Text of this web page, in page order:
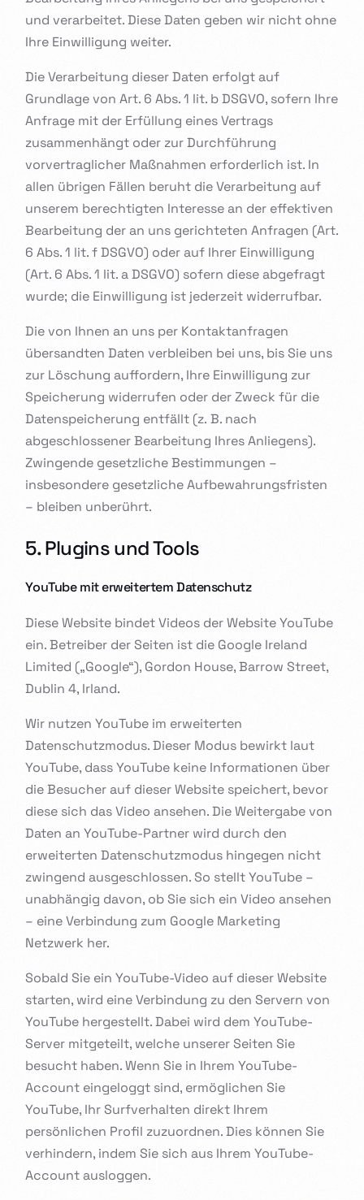
und verarbeitet. Diese Daten geben wir nicht ohne
Ihre Einwilligung weiter.
Die Verarbeitung dieser Daten erfolgt auf
Grundlage von Art. 6 Abs. 1 lit. b DSGVO, sofern Ihre
Anfrage mit der Erfüllung eines Vertrags
zusammenhängt oder zur Durchführung
vorvertraglicher Maßnahmen erforderlich ist. In
allen übrigen Fällen beruht die Verarbeitung auf
unserem berechtigten Interesse an der effektiven
Bearbeitung der an uns gerichteten Anfragen (Art.
6 Abs. 1 lit. f DSGVO) oder auf Ihrer Einwilligung
(Art. 6 Abs. 1 lit. a DSGVO) sofern diese abgefragt
wurde; die Einwilligung ist jederzeit widerrufbar.
Die von Ihnen an uns per Kontaktanfragen
übersandten Daten verbleiben bei uns, bis Sie uns
zur Löschung auffordern, Ihre Einwilligung zur
Speicherung widerrufen oder der Zweck für die
Datenspeicherung entfällt (z. B. nach
abgeschlossener Bearbeitung Ihres Anliegens).
Zwingende gesetzliche Bestimmungen –
insbesondere gesetzliche Aufbewahrungsfristen
– bleiben unberührt.
5. Plugins und Tools
YouTube mit erweitertem Datenschutz
Diese Website bindet Videos der Website YouTube
ein. Betreiber der Seiten ist die Google Ireland
Limited („Google“), Gordon House, Barrow Street,
Dublin 4, Irland.
Wir nutzen YouTube im erweiterten
Datenschutzmodus. Dieser Modus bewirkt laut
YouTube, dass YouTube keine Informationen über
die Besucher auf dieser Website speichert, bevor
diese sich das Video ansehen. Die Weitergabe von
Daten an YouTube-Partner wird durch den
erweiterten Datenschutzmodus hingegen nicht
zwingend ausgeschlossen. So stellt YouTube –
unabhängig davon, ob Sie sich ein Video ansehen
– eine Verbindung zum Google Marketing
Netzwerk her.
Sobald Sie ein YouTube-Video auf dieser Website
starten, wird eine Verbindung zu den Servern von
YouTube hergestellt. Dabei wird dem YouTube-
Server mitgeteilt, welche unserer Seiten Sie
besucht haben. Wenn Sie in Ihrem YouTube-
Account eingeloggt sind, ermöglichen Sie
YouTube, Ihr Surfverhalten direkt Ihrem
persönlichen Profil zuzuordnen. Dies können Sie
verhindern, indem Sie sich aus Ihrem YouTube-
Account ausloggen.